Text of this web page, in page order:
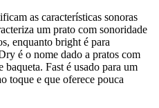
as características sonoras
um prato com sonoridade
enquanto bright é para
é o nome dado a pratos com
baqueta. Fast é usado para um
toque e que oferece pouca